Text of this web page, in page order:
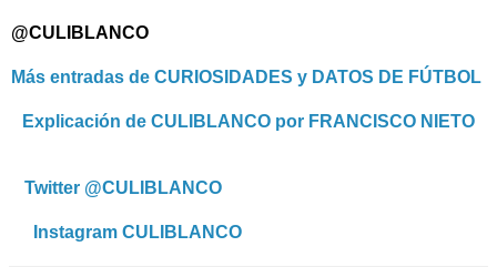
@CULIBLANCO
Más entradas de CURIOSIDADES y DATOS DE FÚTBOL
Explicación de CULIBLANCO por FRANCISCO NIETO
Twitter @CULIBLANCO
Instagram CULIBLANCO